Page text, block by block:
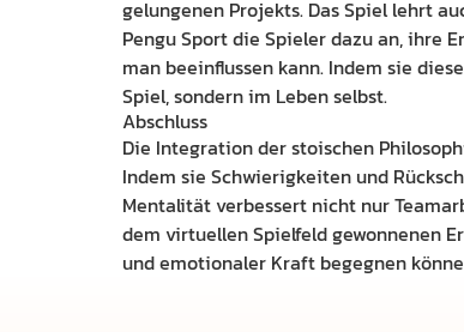
gelungenen Projekts. Das Spiel lehrt
Pengu Sport die Spieler dazu an, ihre
man beeinflussen kann. Indem sie
Spiel, sondern im Leben selbst.
Abschluss
Die Integration der stoischen
Indem sie Schwierigkeiten und
Mentalität verbessert nicht nur
dem virtuellen Spielfeld gewonnenen
und emotionaler Kraft begegnen